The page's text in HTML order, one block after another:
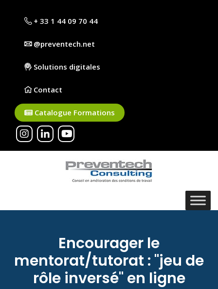
+ 33 1 44 09 70 44
@preventech.net
Solutions digitales
Contact
Catalogue Formations
Encourager le
mentorat/tutorat : "jeu de
rôle inversé" en ligne